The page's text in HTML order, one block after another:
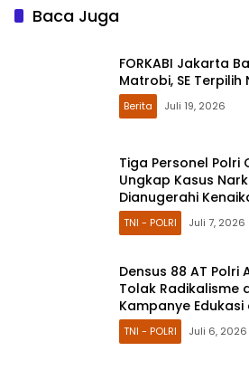
Baca Juga
FORKABI Jakarta
Matrobi, SE
Berita Juli 19, 2026
Tiga Personel Polri
Ungkap Kasus
Dianugerahi
Biasa Anumerta
TNI - POLRI Juli 7, 2026
Densus 88 AT Polri
Tolak Radikalisme
Kampanye Edukasi
Makassar
TNI - POLRI Juli 6, 2026